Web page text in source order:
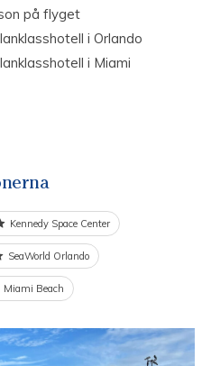
på flyget
i Orlando
i Miami
Kennedy Space Center
SeaWorld Orlando
Miami Beach